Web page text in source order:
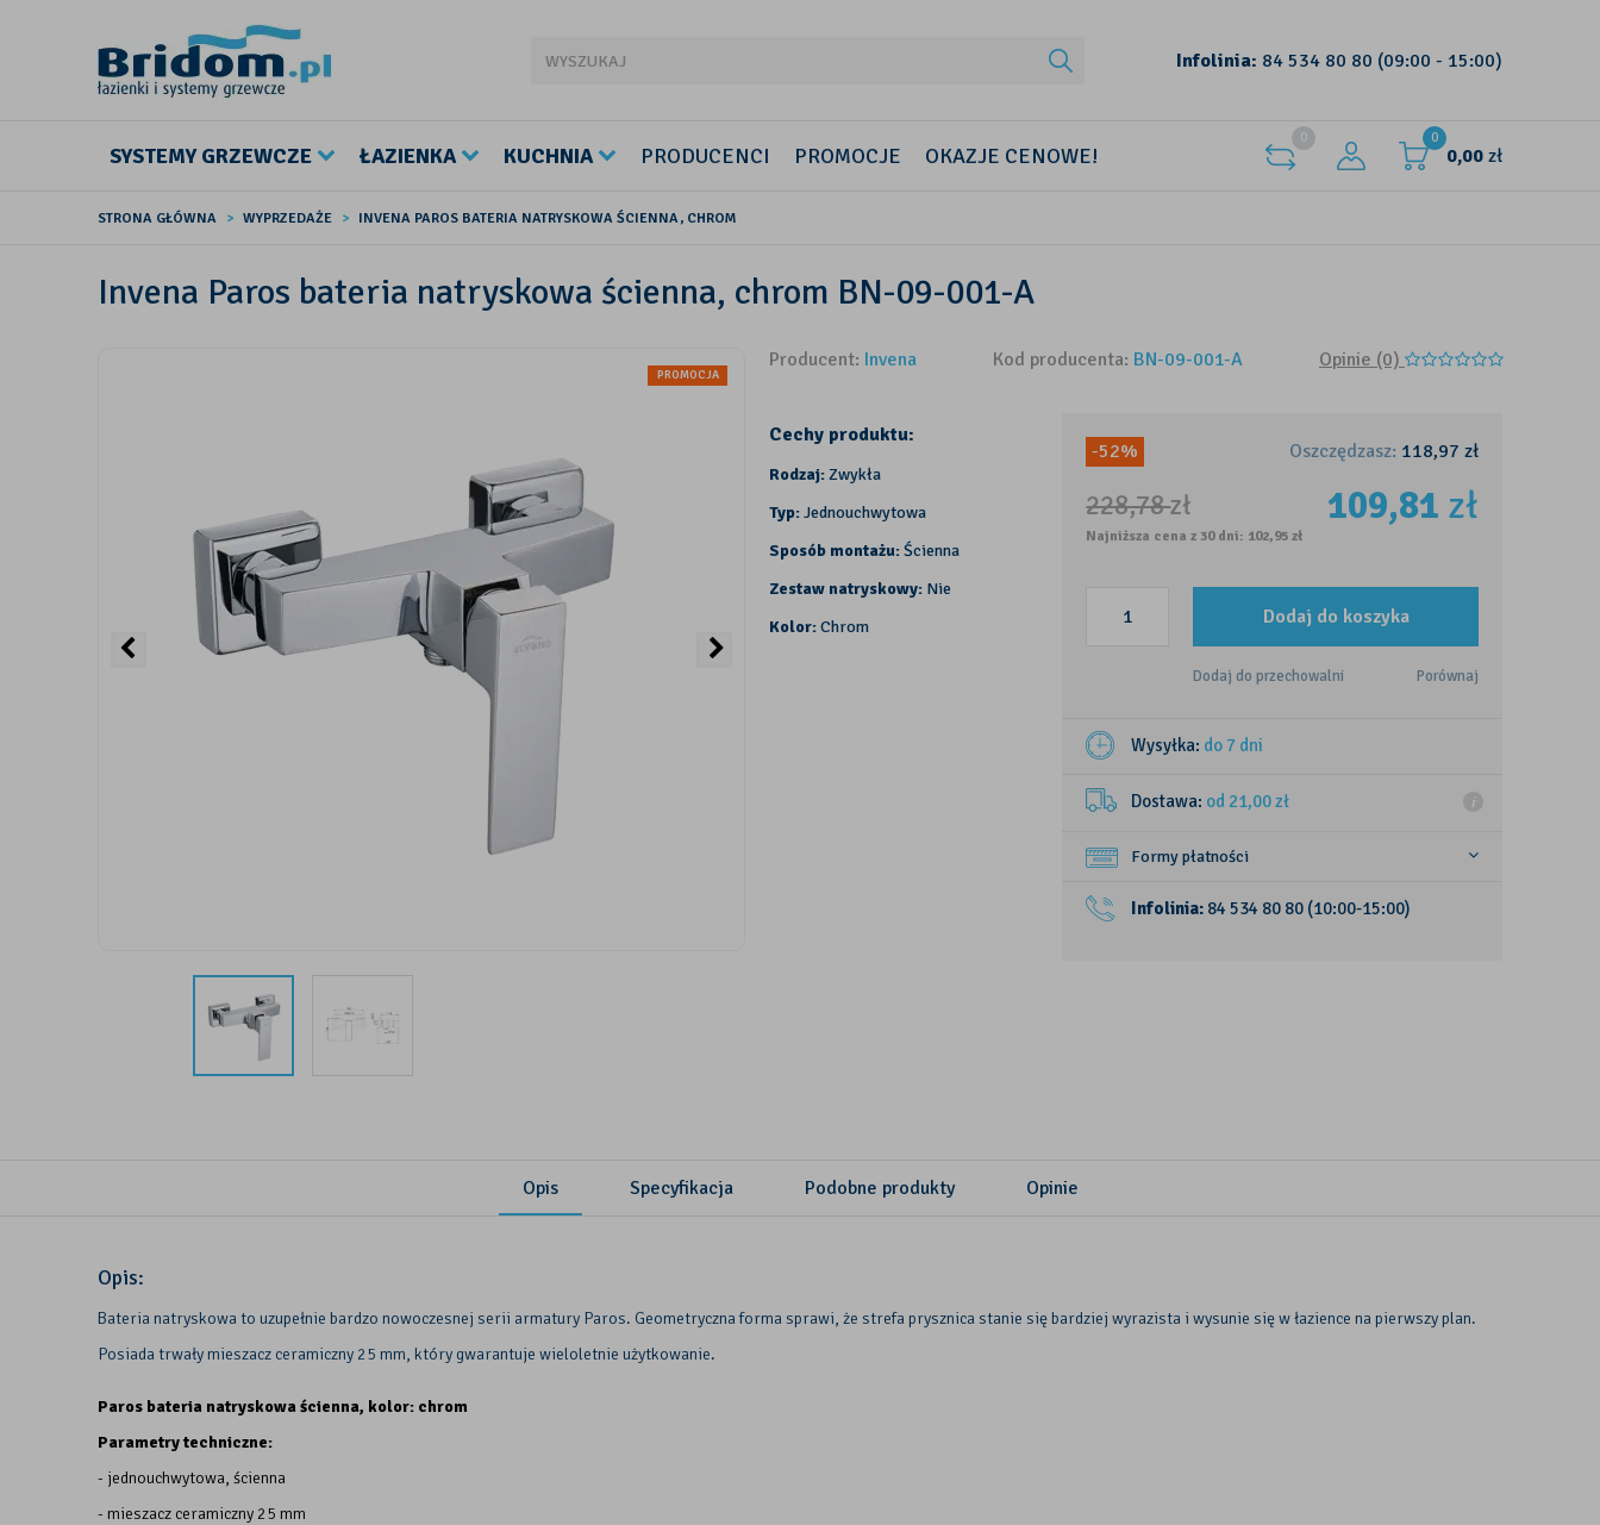
Infolinia: 84 534 80 80 (09:00 - 15:00)
SYSTEMY GRZEWCZE ŁAZIENKA KUCHNIA PRODUCENCI PROMOCJE OKAZJE CENOWE!
0 0
0,00 zł
STRONA GŁÓWNA WYPRZEDAŻE INVENA PAROS BATERIA NATRYSKOWA ŚCIENNA, CHROM
Invena Paros bateria natryskowa ścienna, chrom BN-09-001-A
PROMOCJA
Producent: Invena Kod producenta: BN-09-001-A Opinie (0)
Cechy produktu:
Rodzaj:Zwykła
Typ:Jednouchwytowa
Sposób montażu:Ścienna
Zestaw natryskowy: Nie
Kolor:Chrom
-52% Oszczędzasz: 118,97 zł
228,78zł 109,81 zł
Najniższa cena z 30 dni: 102,95 zł
Dodaj do koszyka
Dodaj do przechowalni Porównaj
Wysyłka: do 7 dni
Dostawa: od 21,00zł
Formy płatności
Infolinia: 84 534 80 80 (10:00-15:00)
Opis Specyfikacja Podobne produkty Opinie
Opis:
Bateria natryskowa to uzupełnie bardzo nowoczesnej serii armatury Paros. Geometryczna forma sprawi, że strefa prysznica stanie się bardziej wyrazista i wysunie się w łazience na pierwszy plan.
Posiada trwały mieszacz ceramiczny 25 mm, który gwarantuje wieloletnie użytkowanie.
Paros bateria natryskowa ścienna, kolor: chrom
Parametry techniczne:
- jednouchwytowa, ścienna
- mieszacz ceramiczny 25 mm